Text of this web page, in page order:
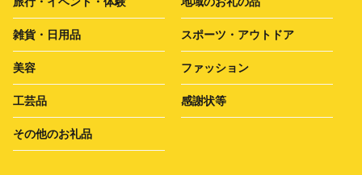
雑貨・日用品 スポーツ・アウトドア
美容 ファッション
工芸品 感謝状等
その他のお礼品